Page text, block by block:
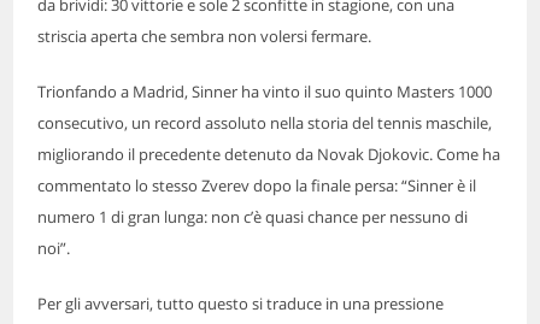
da brividi: 30 vittorie e sole 2 sconfitte in stagione, con una
striscia aperta che sembra non volersi fermare.
Trionfando a Madrid, Sinner ha vinto il suo quinto Masters 1000
consecutivo, un record assoluto nella storia del tennis maschile,
migliorando il precedente detenuto da Novak Djokovic. Come ha
commentato lo stesso Zverev dopo la finale persa: “Sinner è il
numero 1 di gran lunga: non c’è quasi chance per nessuno di
noi”.
Per gli avversari, tutto questo si traduce in una pressione